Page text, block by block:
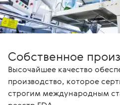
Собственное
Высочайшее качество
производство, которое
строгим международным